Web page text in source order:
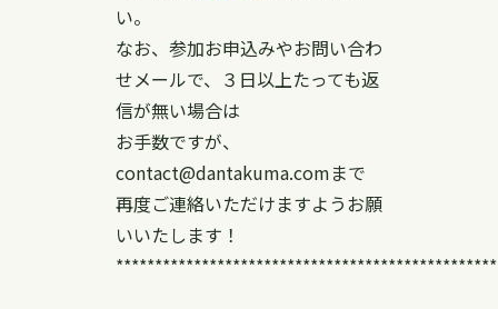
い。
なお、参加お申込みやお問い合わ
せメールで、３日以上たっても返
信が無い場合は
お手数ですが、
contact@dantakuma.comまで
再度ご連絡いただけますようお願
いいたします！